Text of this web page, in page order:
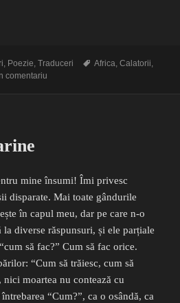
, Poezie,Traduceri Etichete
Africa,Calatorii,
comentariu
mine însumi! Îmi privesc
disparate. Mai toate gândurile
în capul meu, dar pe care n-o
la diverse răspunsuri, și ele parțiale
să fac?” Cum să fac orice.
“Cum să trăiesc, cum să
moartea nu contează cu
“Cum?”, ca o osândă, ca